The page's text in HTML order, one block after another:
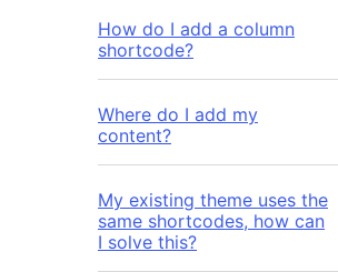
How do I add a column
shortcode?
Where do I add my
content?
My existing theme uses the
same shortcodes, how can
I solve this?